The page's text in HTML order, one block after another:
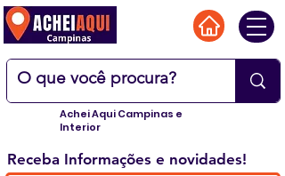
Achei Aqui Campinas e
Interior
Receba Informações e novidades!